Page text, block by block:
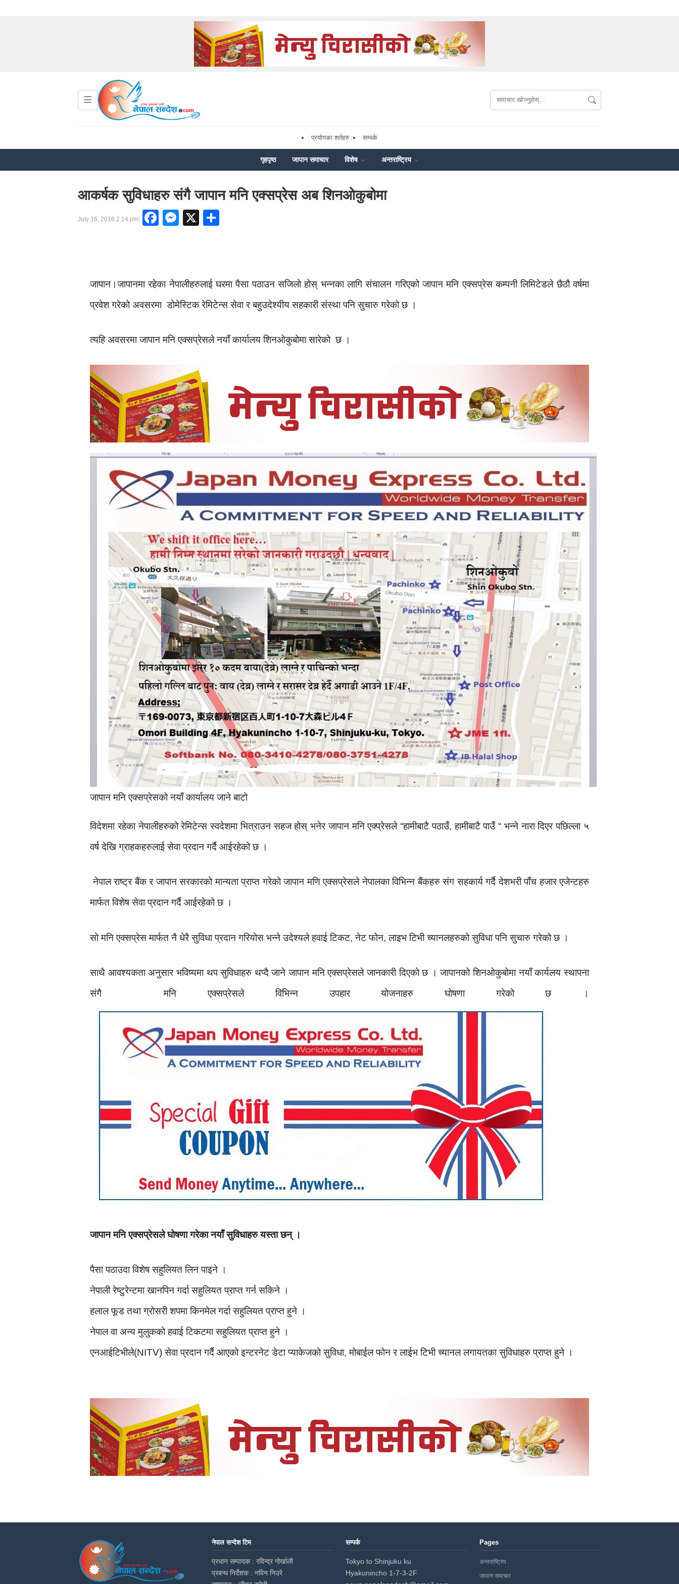
प्रयोगका शर्तहरु : सम्पर्क
गृहपृष्ठ जापान समाचार विशेष अन्तराष्ट्रिय
आकर्षक सुविधाहरु संगै जापान मनि एक्सप्रेस अब शिनओकुबोमा
July 16, 2016 2:14 pm| Facebook
Messenger
X
जापान।जापानमा रहेका नेपालीहरुलाई घरमा पैसा पठाउन सजिलो होस् भन्नका लागि संचालन गरिएको जापान मनि एक्सप्रेस कम्पनी लिमिटेडले छैठौ वर्षमा
प्रवेश गरेको अवसरमा डोमेस्टिक रेमिटेन्स सेवा र बहुउदेश्यीय सहकारी संस्था पनि सुचारु गरेको छ ।
त्यहि अवसरमा जापान मनि एक्सप्रेसले नयाँ कार्यालय शिनओकुबोमा सारेको छ ।
जापान मनि एक्सप्रेसको नयाँ कार्यालय जाने बाटो
विदेशमा रहेका नेपालीहरुको रेमिटेन्स स्वदेशमा भित्राउन सहज होस् भनेर जापान मनि एक्प्रेसले “हामीबाटै पठाउँ, हामीबाटै पाउँ “ भन्ने नारा दिएर पछिल्ला ५
वर्ष देखि ग्राहकहरुलाई सेवा प्रदान गर्दै आईरहेको छ ।
नेपाल राष्ट्र बैंक र जापान सरकारको मान्यता प्राप्त गरेको जापान मणि एक्सप्रेसले नेपालका विभिन्न बैंकहरु संग सहकार्य गर्दै देशभरी पाँच हजार एजेन्टहरु
मार्फत विशेष सेवा प्रदान गर्दै आईरहेको छ ।
सो मनि एक्सप्रेस मार्फत नै धेरै सुविधा प्रदान गरियोस भन्ने उदेश्यले हवाई टिकट, नेट फोन, लाइभ टिभी च्यानलहरुको सुविधा पनि सुचारु गरेको छ ।
साथै आवश्यकता अनुसार भविष्यमा थप सुविधाहरु थप्दै जाने जापान मनि एक्सप्रेसले जानकारी दिएको छ । जापानको शिनओकुबोमा नयाँ कार्यलय स्थापना
संगै मनि एक्सप्रेसले विभिन्न उपहार योजनाहरु घोषणा गरेको छ ।
जापान मनि एक्सप्रेसले घोषणा गरेका नयाँ सुविधाहरु यस्ता छन् ।
पैसा पठाउदा विशेष सहुलियत लिन पाइने ।
नेपाली रेष्टुरेन्टमा खानपिन गर्दा सहुलियत प्राप्त गर्न सकिने ।
हलाल फूड तथा ग्रोसरी शपमा किनमेल गर्दा सहुलियत प्राप्त हुने ।
नेपाल वा अन्य मुलुकको हवाई टिकटमा सहुलियत प्राप्त हुने ।
एनआईटिभीले(NITV) सेवा प्रदान गर्दै आएको इन्टरनेट डेटा प्याकेजको सुविधा, मोबाईल फोन र लाईभ टिभी च्यानल लगायतका सुविधाहरु प्राप्त हुने ।
नेपाल सन्देश टिम
प्रधान सम्पादक : रविन्द्र गोर्खाली
प्रबन्ध निर्देशक : नविन निउरे
सम्पर्क
Tokyo to Shinjuku ku
Hyakunincho 1-7-3-2F
Pages
अन्तराष्ट्रिय
जापान समाचार